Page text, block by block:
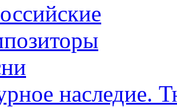
наследие.